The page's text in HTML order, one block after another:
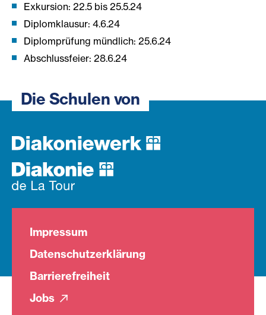
Exkursion: 22.5 bis 25.5.24
Diplomklausur: 4.6.24
Diplomprüfung mündlich: 25.6.24
Abschlussfeier: 28.6.24
Die Schulen von
Impressum
Datenschutzerklärung
Barrierefreiheit
Jobs